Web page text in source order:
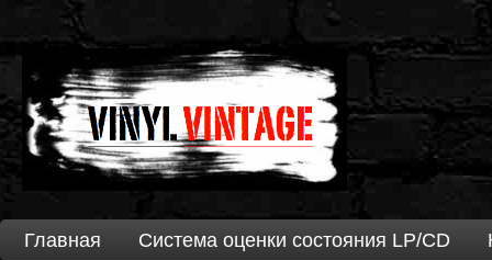
Главная Система оценки состояния LP/CD